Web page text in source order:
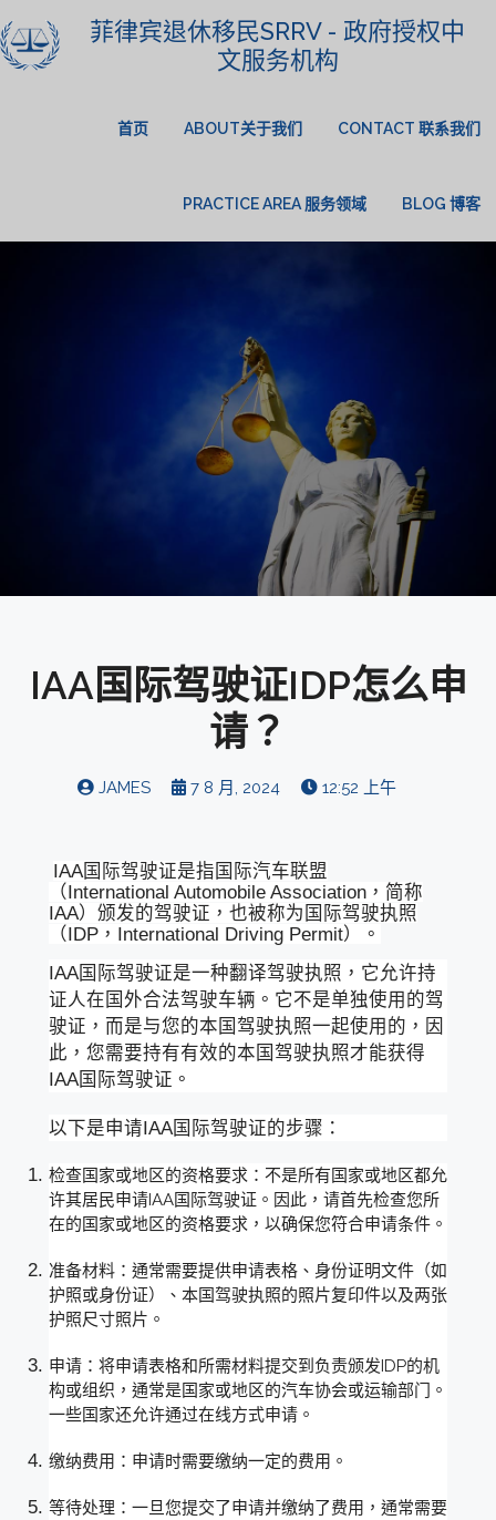
菲律宾退休移民SRRV - 政府授权中
文服务机构
首页 ABOUT关于我们 CONTACT 联系我们
PRACTICE AREA 服务领域 BLOG 博客
IAA国际驾驶证IDP怎么申
请？
JAMES 7 8 月, 2024 12:52 上午
IAA国际驾驶证是指国际汽车联盟
（International Automobile Association，简称
IAA）颁发的驾驶证，也被称为国际驾驶执照
（IDP，International Driving Permit）。
IAA国际驾驶证是一种翻译驾驶执照，它允许持
证人在国外合法驾驶车辆。它不是单独使用的驾
驶证，而是与您的本国驾驶执照一起使用的，因
此，您需要持有有效的本国驾驶执照才能获得
IAA国际驾驶证。
以下是申请IAA国际驾驶证的步骤：
检查国家或地区的资格要求：不是所有国家或地区都允
许其居民申请IAA国际驾驶证。因此，请首先检查您所
在的国家或地区的资格要求，以确保您符合申请条件。
准备材料：通常需要提供申请表格、身份证明文件（如
护照或身份证）、本国驾驶执照的照片复印件以及两张
护照尺寸照片。
申请：将申请表格和所需材料提交到负责颁发IDP的机
构或组织，通常是国家或地区的汽车协会或运输部门。
一些国家还允许通过在线方式申请。
缴纳费用：申请时需要缴纳一定的费用。
等待处理：一旦您提交了申请并缴纳了费用，通常需要